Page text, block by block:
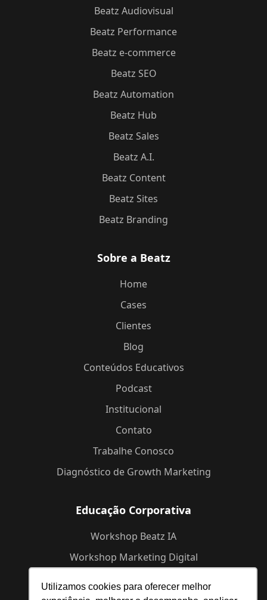
Utilizamos cookies para oferecer melhor
Beatz Audiovisual
Beatz Performance
Beatz e-commerce
Beatz SEO
Beatz Automation
Beatz Hub
Beatz Sales
Beatz A.I.
Beatz Content
Beatz Sites
Beatz Branding
Sobre a Beatz
Home
Cases
Clientes
Blog
Conteúdos Educativos
Podcast
Institucional
Contato
Trabalhe Conosco
Diagnóstico de Growth Marketing
Educação Corporativa
Workshop Beatz IA
Workshop Marketing Digital